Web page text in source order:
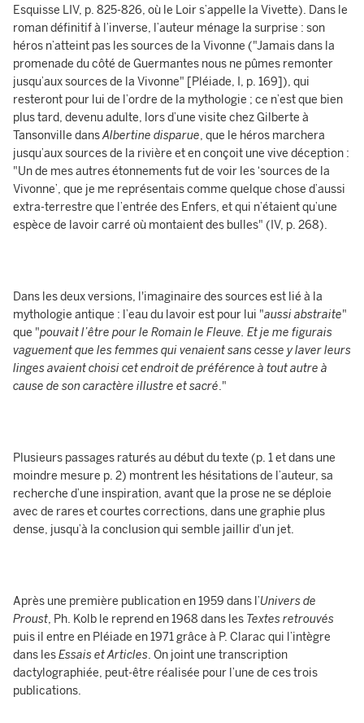
Esquisse LIV, p. 825-826, où le Loir s’appelle la Vivette). Dans le
roman définitif à l’inverse, l’auteur ménage la surprise : son
héros n’atteint pas les sources de la Vivonne ("Jamais dans la
promenade du côté de Guermantes nous ne pûmes remonter
jusqu’aux sources de la Vivonne" [Pléiade, I, p. 169]), qui
resteront pour lui de l’ordre de la mythologie ; ce n’est que bien
plus tard, devenu adulte, lors d’une visite chez Gilberte à
Tansonville dansAlbertine disparue, que le héros marchera
jusqu’aux sources de la rivière et en conçoit une vive déception :
"Un de mes autres étonnements fut de voir les ‘sources de la
Vivonne’, que je me représentais comme quelque chose d’aussi
extra-terrestre que l’entrée des Enfers, et qui n’étaient qu’une
espèce de lavoir carré où montaient des bulles" (IV, p. 268).
Dans les deux versions, l'imaginaire des sources est lié à la
mythologie antique : l’eau du lavoir est pour lui "aussi abstraite"
que "pouvait l’être pour le Romain le Fleuve. Et je me figurais
vaguement que les femmes qui venaient sans cesse y laver leurs
linges avaient choisi cet endroit de préférence à tout autre à
cause de son caractère illustre et sacré."
Plusieurs passages raturés au début du texte (p. 1 et dans une
moindre mesure p. 2) montrent les hésitations de l’auteur, sa
recherche d’une inspiration, avant que la prose ne se déploie
avec de rares et courtes corrections, dans une graphie plus
dense, jusqu’à la conclusion qui semble jaillir d’un jet.
Après une première publication en 1959 dans l’Univers de
Proust, Ph. Kolb le reprend en 1968 dans les Textes retrouvés
puis il entre en Pléiade en 1971 grâce à P. Clarac qui l’intègre
dans lesEssais et Articles. On joint une transcription
dactylographiée, peut-être réalisée pour l’une de ces trois
publications.